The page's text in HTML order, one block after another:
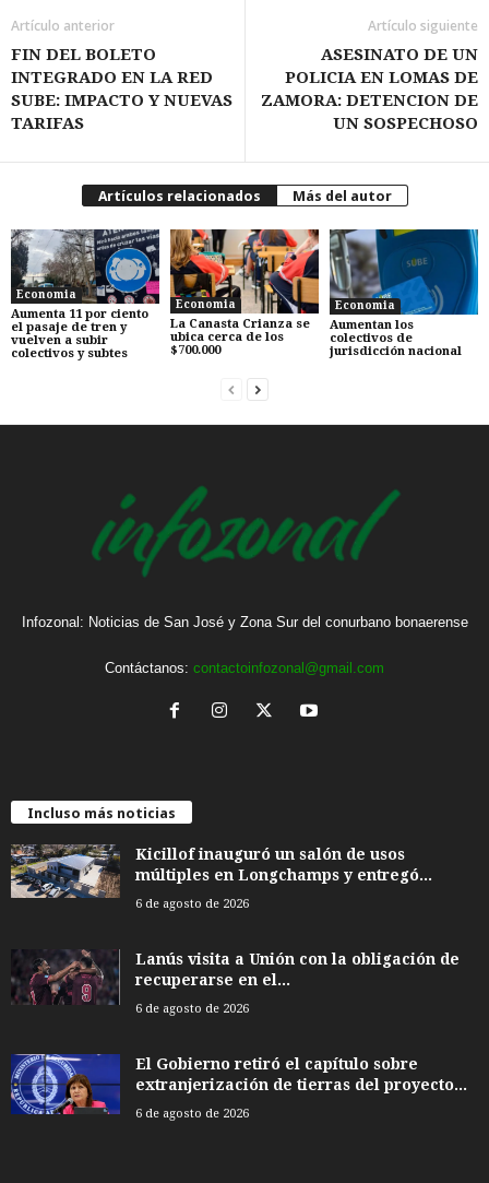
Artículo anterior
FIN DEL BOLETO
INTEGRADO EN LA RED
SUBE: IMPACTO Y NUEVAS
TARIFAS
Artículo siguiente
ASESINATO DE UN
POLICIA EN LOMAS DE
ZAMORA: DETENCION DE
UN SOSPECHOSO
Artículos relacionados Más del autor
Economia
Aumenta 11 por ciento
el pasaje de tren y
vuelven a subir
colectivos y subtes
Economia
La Canasta Crianza se
ubica cerca de los
$700.000
Economia
Aumentan los
colectivos de
jurisdicción nacional
Infozonal: Noticias de San José y Zona Sur del conurbano bonaerense
Contáctanos: contactoinfozonal@gmail.com
Incluso más noticias
Kicillof inauguró un salón de usos
múltiples en Longchamps y entregó...
6 de agosto de 2026
Lanús visita a Unión con la obligación de
recuperarse en el...
6 de agosto de 2026
El Gobierno retiró el capítulo sobre
extranjerización de tierras del proyecto...
6 de agosto de 2026